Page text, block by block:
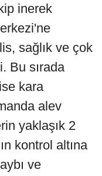
inerek
sağlık ve çok
Bu sırada
kara
alev
yaklaşık 2
kontrol altına
ve